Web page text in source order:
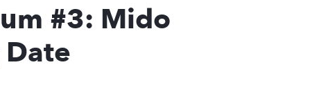
#3: Mido